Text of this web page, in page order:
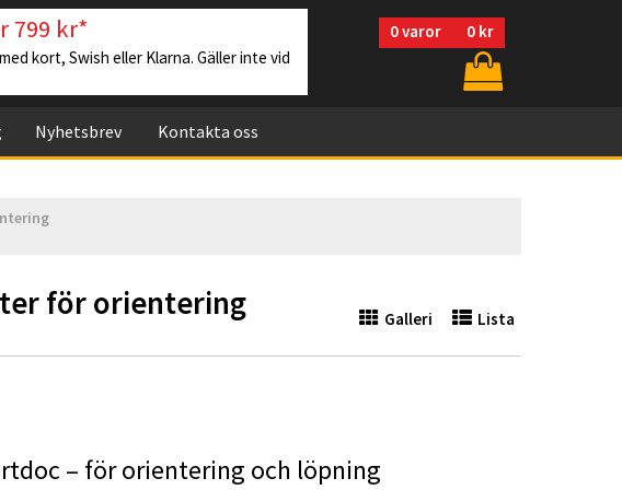
0varor 0 kr
799 kr*
kort, Swish eller Klarna. Gäller inte vid
Nyhetsbrev Kontakta oss
för orientering Galleri Lista
– för orientering och löpning